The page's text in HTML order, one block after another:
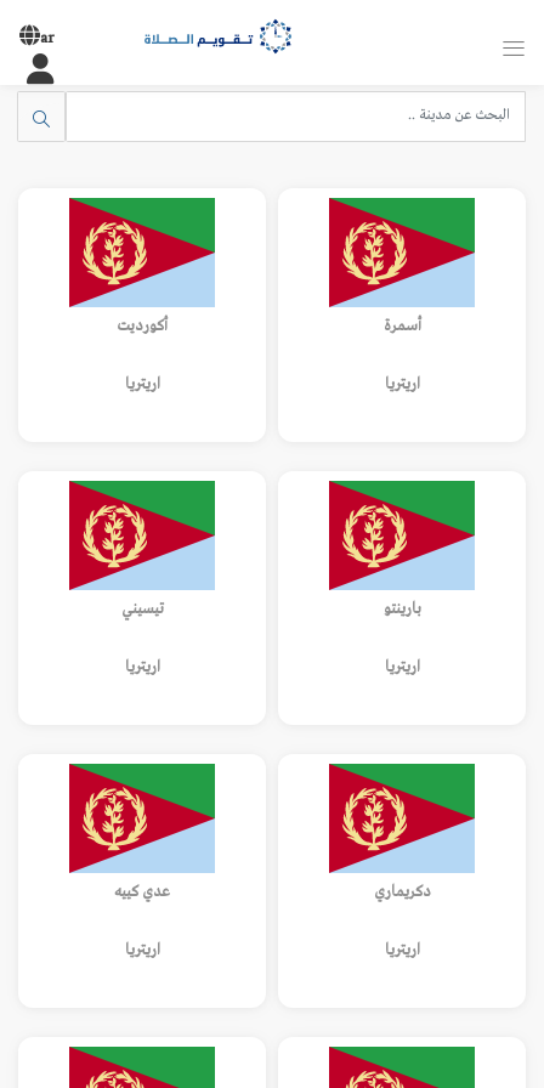
ar
أسمرة
اريتريا
أكورديت
اريتريا
بارينتو
اريتريا
تيسيني
اريتريا
دكريماري
اريتريا
عدي كييه
اريتريا